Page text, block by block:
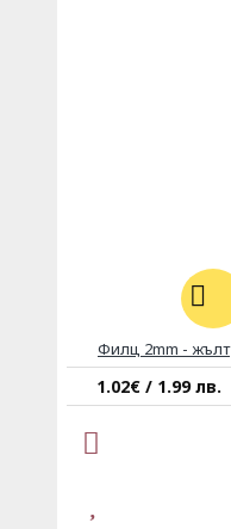
Филц 2mm - жълт
1.02€ / 1.99 лв.